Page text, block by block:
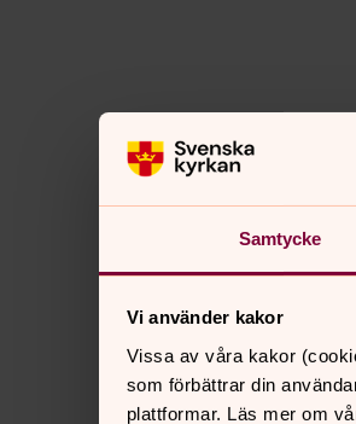
Samtycke
Vi använder kakor
Vissa av våra kakor
som förbättrar din
plattformar. Läs mer om